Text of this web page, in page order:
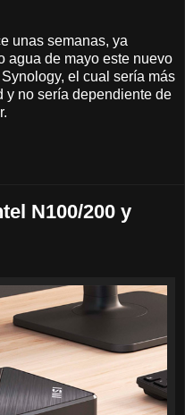
unas semanas, ya
agua de mayo este nuevo
el cual sería más
y no sería dependiente de
N100/200 y